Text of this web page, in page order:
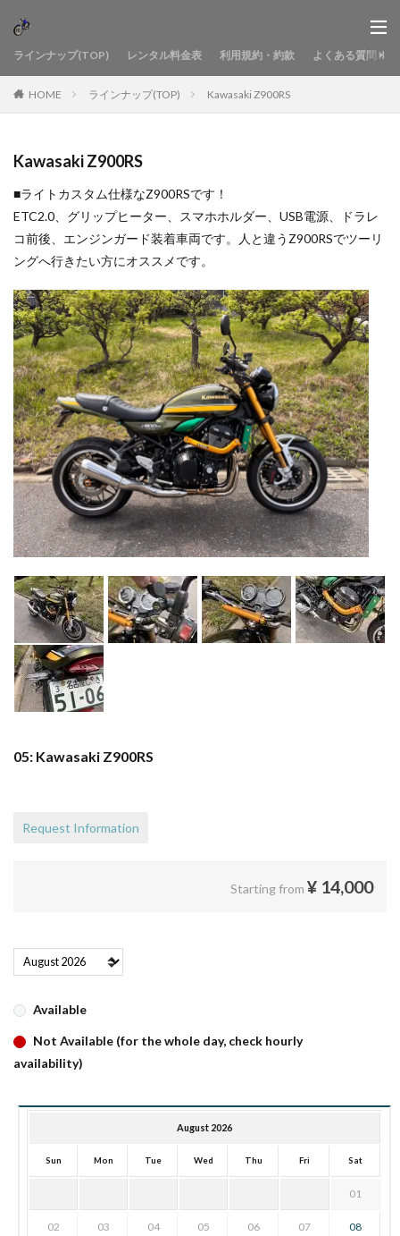
ラインナップ(TOP) レンタル料金表 利用規約・約款 よくある質問
HOME ラインナップ(TOP) Kawasaki Z900RS
Kawasaki Z900RS
■ライトカスタム仕様なZ900RSです！
ETC2.0、グリップヒーター、スマホホルダー、USB電源、ドラレ
コ前後、エンジンガード装着車両です。人と違うZ900RSでツーリ
ングへ行きたい方にオススメです。
05: Kawasaki Z900RS
Request Information
Starting from ¥ 14,000
Available
Not Available (for the whole day, check hourly
availability)
August 2026
Sun Mon Tue Wed Thu Fri Sat
01
02 03 04 05 06 07 08